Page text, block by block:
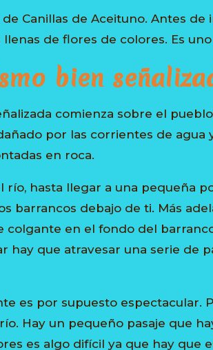
Canillas de Aceituno. Antes
de flores de colores. Es
bien
comienza sobre el
por las corrientes de agua
en roca.
hasta llegar a una pequeña
barrancos debajo de ti. Más
colgante en el fondo del
hay que atravesar una serie de
es por supuesto espectacular.
Hay un pequeño pasaje que
es algo difícil ya que hay que